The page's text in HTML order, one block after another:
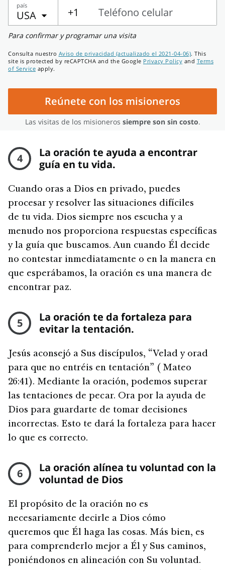
país
USA +1
Teléfono celular
Teléfono
celular
Para confirmar y programar una visita
Consulta nuestro Aviso de privacidad (actualizado el 2021-04-06). This
site is protected by reCAPTCHA and the Google Privacy Policy and Terms
of Service apply.
Las visitas de los misioneros siempre son sin costo.
Reúnete con los misioneros
4
La oración te ayuda a encontrar
guía en tu vida.
Cuando oras a Dios en privado, puedes
procesar y resolver las situaciones difíciles
de tu vida. Dios siempre nos escucha y a
menudo nos proporciona respuestas específicas
y la guía que buscamos. Aun cuando Él decide
no contestar inmediatamente o en la manera en
que esperábamos, la oración es una manera de
encontrar paz.
5
La oración te da fortaleza para
evitar la tentación.
Jesús aconsejó a Sus discípulos, “Velad y orad
para que no entréis en tentación” ( Mateo
26:41). Mediante la oración, podemos superar
las tentaciones de pecar. Ora por la ayuda de
Dios para guardarte de tomar decisiones
incorrectas. Esto te dará la fortaleza para hacer
lo que es correcto.
6
La oración alínea tu voluntad con la
voluntad de Dios
El propósito de la oración no es
necesariamente decirle a Dios cómo
queremos que Él haga las cosas. Más bien, es
para comprenderlo mejor a Él y Sus caminos,
poniéndonos en alineación con Su voluntad.